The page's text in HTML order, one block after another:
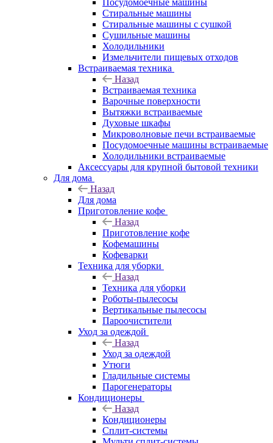
Посудомоечные машины
Стиральные машины
Стиральные машины с сушкой
Сушильные машины
Холодильники
Измельчители пищевых отходов
Встраиваемая техника
Назад
Встраиваемая техника
Варочные поверхности
Вытяжки встраиваемые
Духовые шкафы
Микроволновые печи встраиваемые
Посудомоечные машины встраиваемые
Холодильники встраиваемые
Аксессуары для крупной бытовой техники
Для дома
Назад
Для дома
Приготовление кофе
Назад
Приготовление кофе
Кофемашины
Кофеварки
Техника для уборки
Назад
Техника для уборки
Роботы-пылесосы
Вертикальные пылесосы
Пароочистители
Уход за одеждой
Назад
Уход за одеждой
Утюги
Гладильные системы
Парогенераторы
Кондиционеры
Назад
Кондиционеры
Сплит-системы